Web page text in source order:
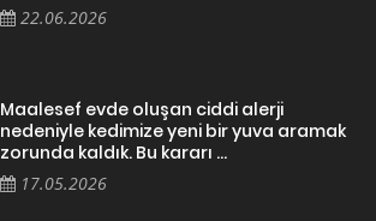
22.06.2026
Maalesef evde oluşan ciddi alerji
nedeniyle kedimize yeni bir yuva aramak
zorunda kaldık. Bu kararı ...
17.05.2026